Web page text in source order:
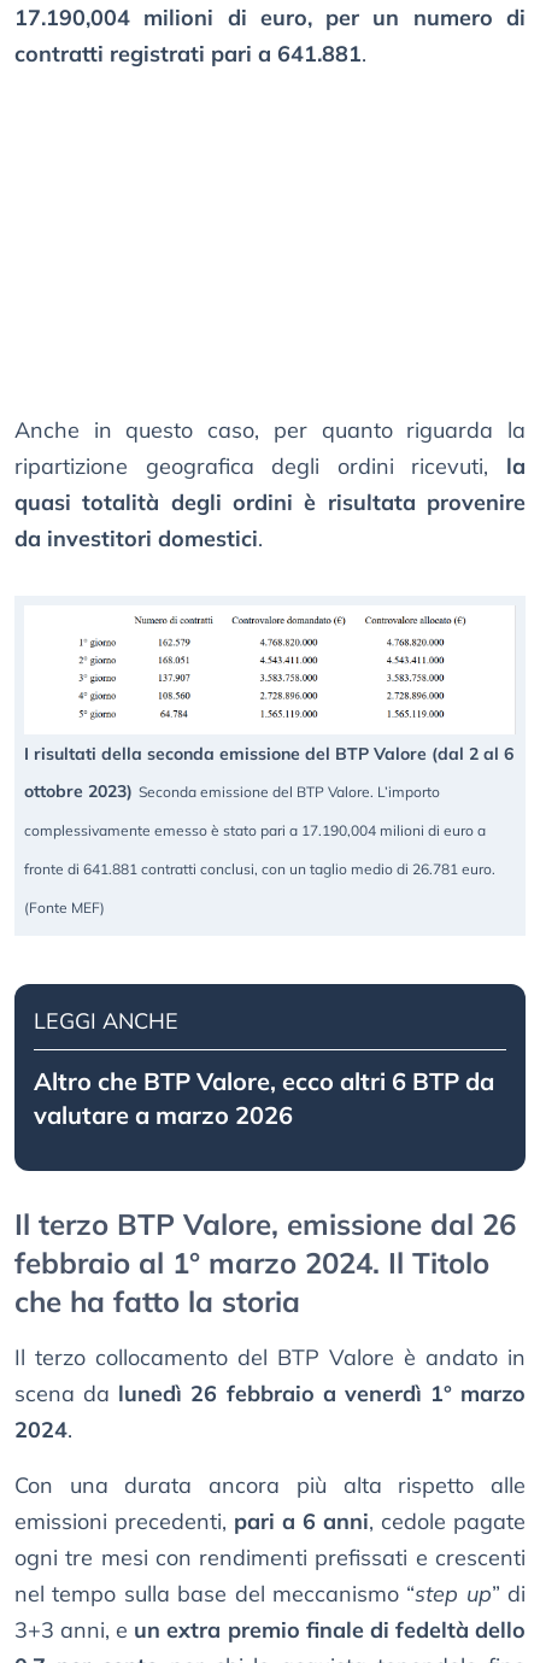
17.190,004 milioni di euro, per un numero di
contratti registrati pari a 641.881.
Anche in questo caso, per quanto riguarda la
ripartizione geografica degli ordini ricevuti, la
quasi totalità degli ordini è risultata provenire
da investitori domestici.
I risultati della seconda emissione del BTP Valore (dal 2 al 6
ottobre 2023) Seconda emissione del BTP Valore. L’importo
complessivamente emesso è stato pari a 17.190,004 milioni di euro a
fronte di 641.881 contratti conclusi, con un taglio medio di 26.781 euro.
(Fonte MEF)
LEGGI ANCHE
Altro che BTP Valore, ecco altri 6 BTP da
valutare a marzo 2026
Il terzo BTP Valore, emissione dal 26
febbraio al 1° marzo 2024. Il Titolo
che ha fatto la storia
Il terzo collocamento del BTP Valore è andato in
scena da lunedì 26 febbraio a venerdì 1° marzo
2024.
Con una durata ancora più alta rispetto alle
emissioni precedenti, pari a 6 anni, cedole pagate
ogni tre mesi con rendimenti prefissati e crescenti
nel tempo sulla base del meccanismo “step up” di
3+3 anni, e un extra premio finale di fedeltà dello